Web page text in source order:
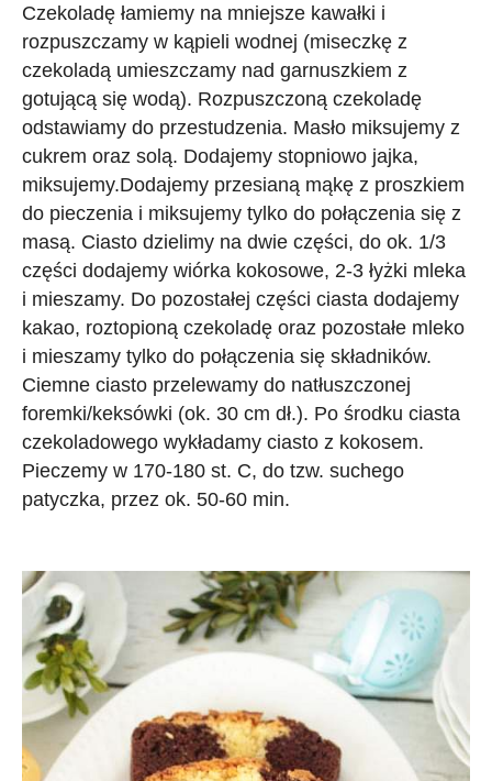
Czekoladę łamiemy na mniejsze kawałki i
rozpuszczamy w kąpieli wodnej (miseczkę z
czekoladą umieszczamy nad garnuszkiem z
gotującą się wodą). Rozpuszczoną czekoladę
odstawiamy do przestudzenia. Masło miksujemy z
cukrem oraz solą. Dodajemy stopniowo jajka,
miksujemy.Dodajemy przesianą mąkę z proszkiem
do pieczenia i miksujemy tylko do połączenia się z
masą. Ciasto dzielimy na dwie części, do ok. 1/3
części dodajemy wiórka kokosowe, 2-3 łyżki mleka
i mieszamy. Do pozostałej części ciasta dodajemy
kakao, roztopioną czekoladę oraz pozostałe mleko
i mieszamy tylko do połączenia się składników.
Ciemne ciasto przelewamy do natłuszczonej
foremki/keksówki (ok. 30 cm dł.). Po środku ciasta
czekoladowego wykładamy ciasto z kokosem.
Pieczemy w 170-180 st. C, do tzw. suchego
patyczka, przez ok. 50-60 min.